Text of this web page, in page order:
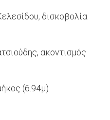
δισκοβολία
ακοντισμός
(6.94μ)